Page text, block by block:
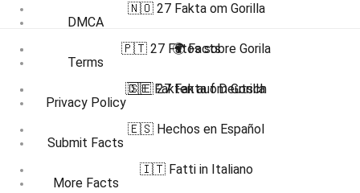
DMCA
Terms
Privacy Policy
Submit Facts
More Facts
🇳🇴 27 Fakta om Gorilla
🇵🇹 27 Fatos sobre Gorila
🇸🇪 27 Fakta om Gorilla
🌍 Facts
🇩🇪 Fakten auf Deutsch
🇪🇸 Hechos en Español
🇮🇹 Fatti in Italiano